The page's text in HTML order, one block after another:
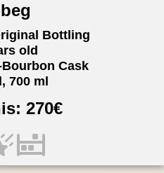
Bottling
old
Cask
700 ml
270€